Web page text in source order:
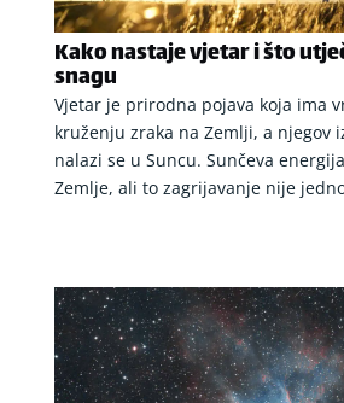
Kako nastaje vjetar i što
snagu
Vjetar je prirodna pojava koja ima
kruženju zraka na Zemlji, a njegov
nalazi se u Suncu. Sunčeva
Zemlje, ali to zagrijavanje nije